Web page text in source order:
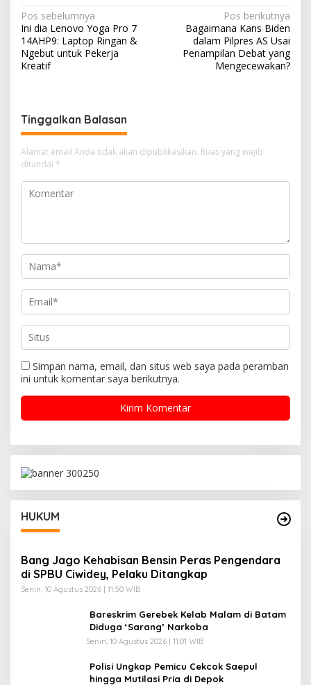
p
p
g
r
a
e
b
o
k
r
e
a
s
h
a
r
N
a
v
a
s
i
p
o
Pos sebelumnya
Ini dia Lenovo Yoga Pro 7
14AHP9: Laptop Ringan &
Ngebut untuk Pekerja
Kreatif
Pos berikutnya
Bagaimana Kans Biden
dalam Pilpres AS Usai
Penampilan Debat yang
Mengecewakan?
Tinggalkan Balasan
Alamat email Anda tidak akan dipublikasikan. Ruas yang wajib
ditandai *
Simpan nama, email, dan situs web saya pada peramban
ini untuk komentar saya berikutnya.
HUKUM
Bang Jago Kehabisan Bensin Peras Pengendara
di SPBU Ciwidey, Pelaku Ditangkap
Senin, 10 Agustus 2026 | 11:50 WIB
Bareskrim Gerebek Kelab Malam di Batam
Diduga ‘Sarang’ Narkoba
Senin, 10 Agustus 2026 | 11:01 WIB
Polisi Ungkap Pemicu Cekcok Saepul
hingga Mutilasi Pria di Depok